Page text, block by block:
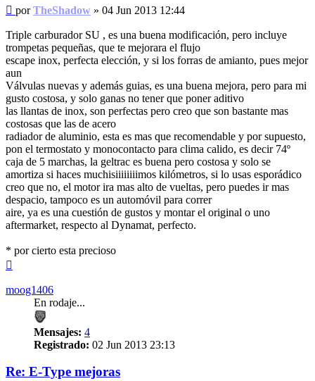
Mensaje
sin
leer
porTheShadow » 04 Jun 2013 12:44
Triple carburador SU , es una buena modificación, pero incluye
trompetas pequeñas, que te mejorara el flujo
escape inox, perfecta elección, y si los forras de amianto, pues mejor
aun
Válvulas nuevas y además guias, es una buena mejora, pero para mi
gusto costosa, y solo ganas no tener que poner aditivo
las llantas de inox, son perfectas pero creo que son bastante mas
costosas que las de acero
radiador de aluminio, esta es mas que recomendable y por supuesto,
pon el termostato y monocontacto para clima calido, es decir 74º
caja de 5 marchas, la geltrac es buena pero costosa y solo se
amortiza si haces muchisiiiiiiiimos kilómetros, si lo usas esporádico
creo que no, el motor ira mas alto de vueltas, pero puedes ir mas
despacio, tampoco es un automóvil para correr
aire, ya es una cuestión de gustos y montar el original o uno
aftermarket, respecto al Dynamat, perfecto.
* por cierto esta precioso
moog1406
En rodaje...
Mensajes: 4
Registrado: 02 Jun 2013 23:13
Re: E-Type mejoras